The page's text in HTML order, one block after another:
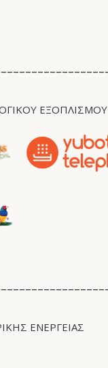
ΕΞΟΠΛΙΣΜΟΥ
ΕΝΕΡΓΕΙΑΣ